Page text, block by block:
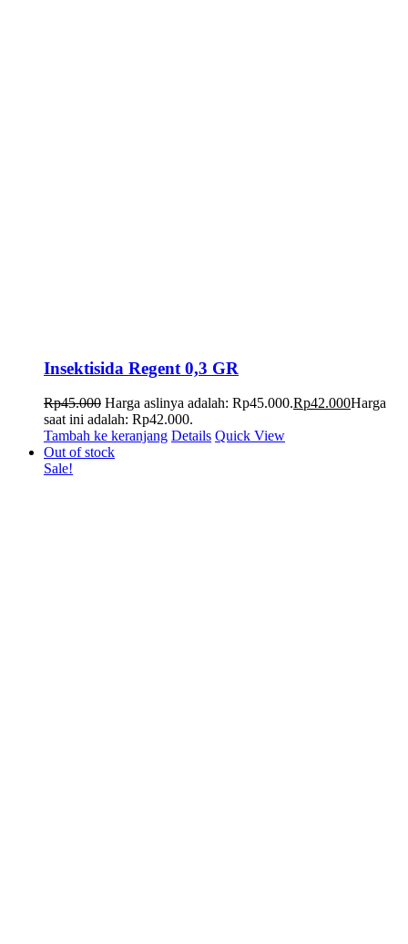
Insektisida Regent 0,3 GR
Rp45.000 Harga aslinya adalah: Rp45.000.Rp42.000Harga
saat ini adalah: Rp42.000.
Tambah ke keranjang Details Quick View
Out of stock
Sale!